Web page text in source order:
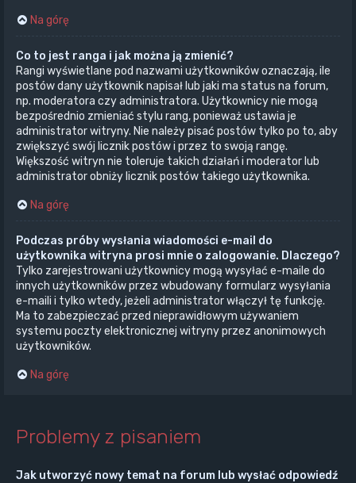
Na górę
Co to jest ranga i jak można ją zmienić?
Rangi wyświetlane pod nazwami użytkowników oznaczają, ile
postów dany użytkownik napisał lub jaki ma status na forum,
np. moderatora czy administratora. Użytkownicy nie mogą
bezpośrednio zmieniać stylu rang, ponieważ ustawia je
administrator witryny. Nie należy pisać postów tylko po to, aby
zwiększyć swój licznik postów i przez to swoją rangę.
Większość witryn nie toleruje takich działań i moderator lub
administrator obniży licznik postów takiego użytkownika.
Na górę
Podczas próby wysłania wiadomości e-mail do
użytkownika witryna prosi mnie o zalogowanie. Dlaczego?
Tylko zarejestrowani użytkownicy mogą wysyłać e-maile do
innych użytkowników przez wbudowany formularz wysyłania
e-maili i tylko wtedy, jeżeli administrator włączył tę funkcję.
Ma to zabezpieczać przed nieprawidłowym używaniem
systemu poczty elektronicznej witryny przez anonimowych
użytkowników.
Na górę
Problemy z pisaniem
Jak utworzyć nowy temat na forum lub wysłać odpowiedź